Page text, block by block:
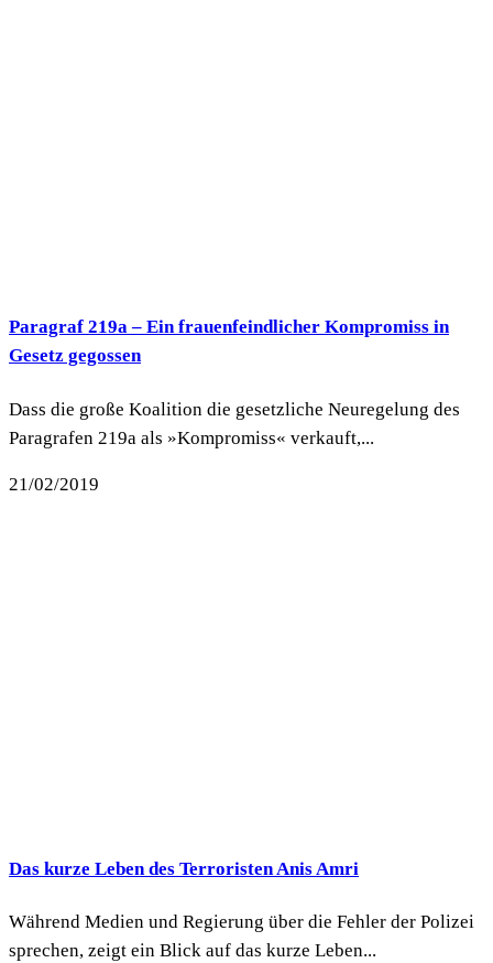
Paragraf 219a – Ein frauenfeindlicher Kompromiss in
Gesetz gegossen
Dass die große Koalition die gesetzliche Neuregelung des
Paragrafen 219a als »Kompromiss« verkauft,...
21/02/2019
Das kurze Leben des Terroristen Anis Amri
Während Medien und Regierung über die Fehler der Polizei
sprechen, zeigt ein Blick auf das kurze Leben...